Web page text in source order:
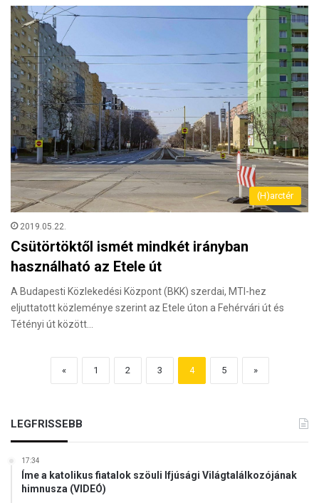
(H)arctér
2019.05.22.
Csütörtöktől ismét mindkét irányban
használható az Etele út
A Budapesti Közlekedési Központ (BKK) szerdai, MTI-hez
eljuttatott közleménye szerint az Etele úton a Fehérvári út és
Tétényi út között…
« 1 2 3 4 5 »
LEGFRISSEBB
17:34
Íme a katolikus fiatalok szöuli Ifjúsági Világtalálkozójának
himnusza (VIDEÓ)